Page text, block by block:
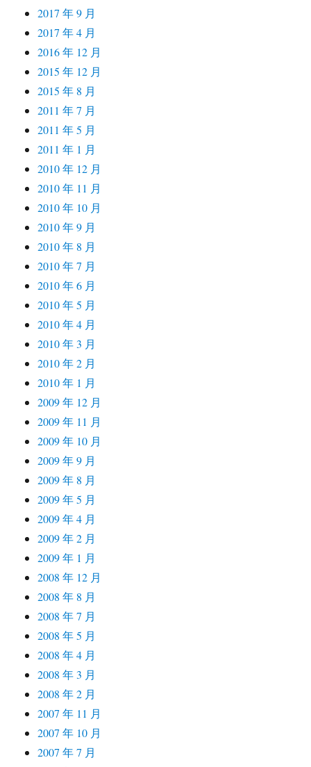
2017 年 9 月
2017 年 4 月
2016 年 12 月
2015 年 12 月
2015 年 8 月
2011 年 7 月
2011 年 5 月
2011 年 1 月
2010 年 12 月
2010 年 11 月
2010 年 10 月
2010 年 9 月
2010 年 8 月
2010 年 7 月
2010 年 6 月
2010 年 5 月
2010 年 4 月
2010 年 3 月
2010 年 2 月
2010 年 1 月
2009 年 12 月
2009 年 11 月
2009 年 10 月
2009 年 9 月
2009 年 8 月
2009 年 5 月
2009 年 4 月
2009 年 2 月
2009 年 1 月
2008 年 12 月
2008 年 8 月
2008 年 7 月
2008 年 5 月
2008 年 4 月
2008 年 3 月
2008 年 2 月
2007 年 11 月
2007 年 10 月
2007 年 7 月